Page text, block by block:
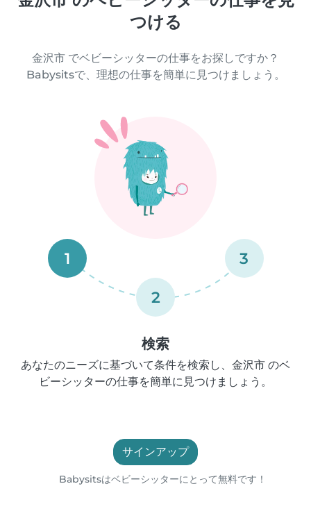
つける
金沢市 でベビーシッターの仕事をお探しですか？
Babysitsで、理想の仕事を簡単に見つけましょう。
1
2
3
検索
あなたのニーズに基づいて条件を検索し、金沢市 のベ
ビーシッターの仕事を簡単に見つけましょう。
サインアップ
Babysitsはベビーシッターにとって無料です！